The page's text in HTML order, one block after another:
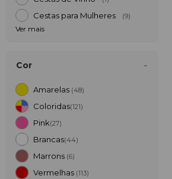
Cestas para Mulheres (9)
Ver mais
Cor
Amarelas (48)
Coloridas(121)
Pink(27)
Brancas(44)
Marrons (6)
Vermelhas (113)